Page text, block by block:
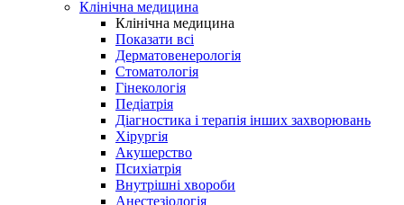
Клінічна медицина
Клінічна медицина
Показати всі
Дерматовенерологія
Стоматологія
Гінекологія
Педіатрія
Діагностика і терапія інших захворювань
Хірургія
Акушерство
Психіатрія
Внутрішні хвороби
Анестезіологія